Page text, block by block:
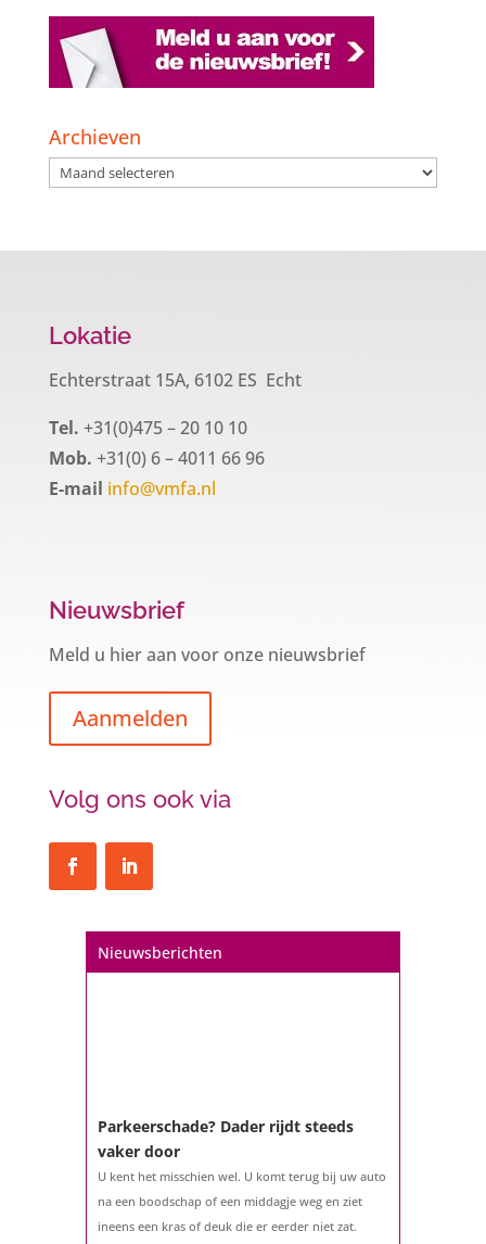
Archieven
Archieven
Lokatie
Echterstraat 15A, 6102 ES Echt
Tel. +31(0)475 – 20 10 10
Mob. +31(0) 6 – 4011 66 96
E-mail info@vmfa.nl
Nieuwsbrief
Meld u hier aan voor onze nieuwsbrief
Aanmelden
Volg ons ook via
Nieuwsberichten
Parkeerschade? Dader rijdt steeds
vaker door
U kent het misschien wel. U komt terug bij uw auto
na een boodschap of een middagje weg en ziet
ineens een kras of deuk die er eerder niet zat.